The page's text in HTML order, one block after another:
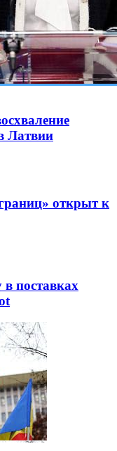
Латвии
открыт к
поставках